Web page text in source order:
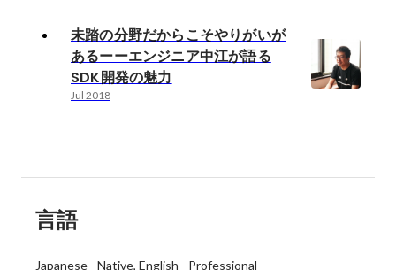
未踏の分野だからこそやりがいが
あるーーエンジニア中江が語る
SDK開発の魅力
Jul 2018
言語
Japanese - Native English - Professional